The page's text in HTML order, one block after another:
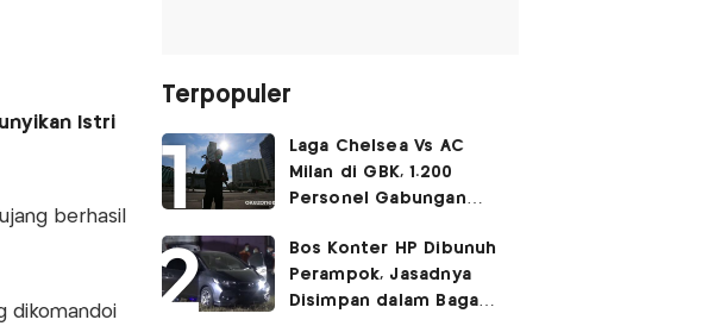
Istri
berhasil
dikomandoi
Terpopuler
Laga Chelsea Vs AC
Milan di GBK, 1.200
Personel Gabungan
Bos Konter HP Dibunuh
Perampok, Jasadnya
Disimpan dalam Bagasi